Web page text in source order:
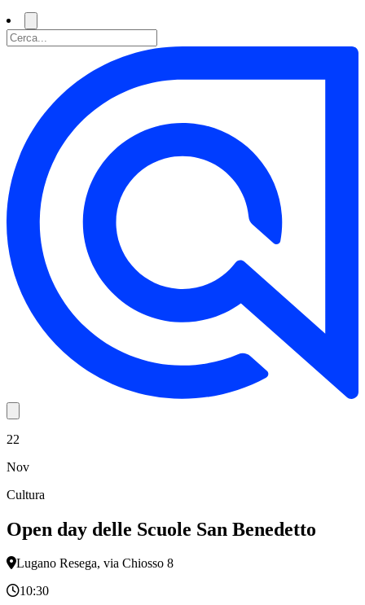
22
Nov
Cultura
Open day delle Scuole San Benedetto
Lugano Resega, via Chiosso 8
10:30